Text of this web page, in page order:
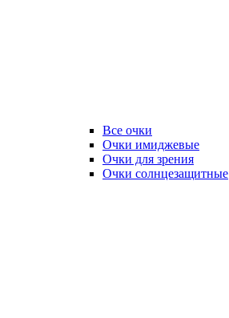
Все очки
Очки имиджевые
Очки для зрения
Очки солнцезащитные